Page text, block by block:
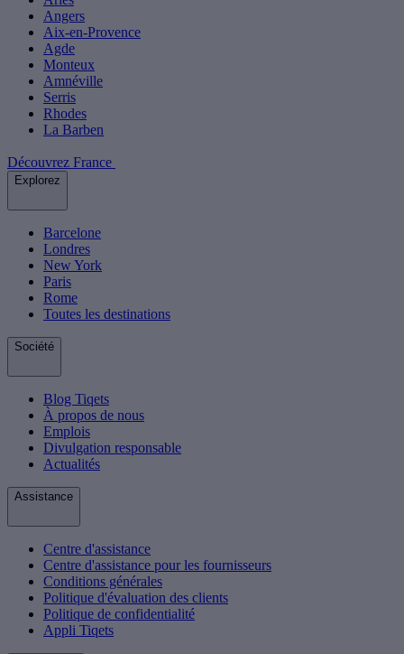
Angers
Aix-en-Provence
Agde
Monteux
Amnéville
Serris
Rhodes
La Barben
Découvrez France
Explorez
Barcelone
Londres
New York
Paris
Rome
Toutes les destinations
Société
Blog Tiqets
À propos de nous
Emplois
Divulgation responsable
Actualités
Assistance
Centre d'assistance
Centre d'assistance pour les fournisseurs
Conditions générales
Politique d'évaluation des clients
Politique de confidentialité
Appli Tiqets